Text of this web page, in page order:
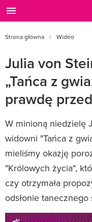
Strona główna Wideo
Julia von
„Tańca z
prawdę
W minioną niedzielę
widowni "Tańca z
mieliśmy okazję
"Królowych życia",
czy otrzymała
odsłonie tanecznego